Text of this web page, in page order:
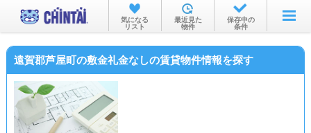
お部屋を探す
沿線・駅から
気になる
リスト
最近見た
物件
保存中の
条件
遠賀郡芦屋町の敷金礼金なしの賃貸物件情報を探す